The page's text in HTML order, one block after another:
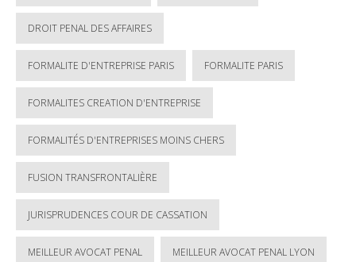
DROIT PENAL DES AFFAIRES
FORMALITE D'ENTREPRISE PARIS FORMALITE PARIS
FORMALITES CREATION D'ENTREPRISE
FORMALITÉS D'ENTREPRISES MOINS CHERS
FUSION TRANSFRONTALIÈRE
JURISPRUDENCES COUR DE CASSATION
MEILLEUR AVOCAT PENAL MEILLEUR AVOCAT PENAL LYON